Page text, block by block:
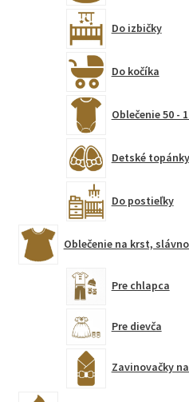
Do izbičky
Do kočíka
Oblečenie 50 -
Detské topánky
Do postieľky
Oblečenie na krst,
Pre chlapca
Pre dievča
Zavinovačky